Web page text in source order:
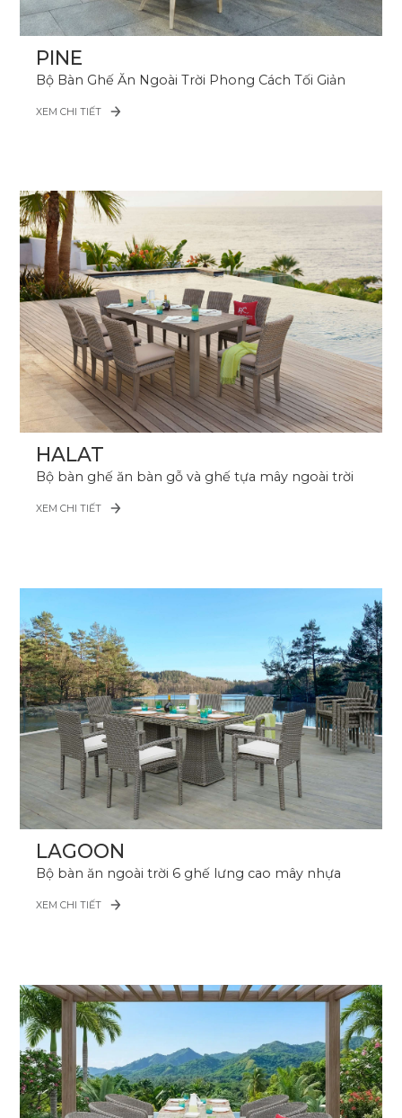
PINE
Bộ Bàn Ghế Ăn Ngoài Trời Phong Cách Tối Giản
XEM CHI TIẾT
HALAT
Bộ bàn ghế ăn bàn gỗ và ghế tựa mây ngoài trời
XEM CHI TIẾT
LAGOON
Bộ bàn ăn ngoài trời 6 ghế lưng cao mây nhựa
XEM CHI TIẾT